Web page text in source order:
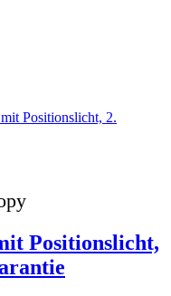
Positionslicht,